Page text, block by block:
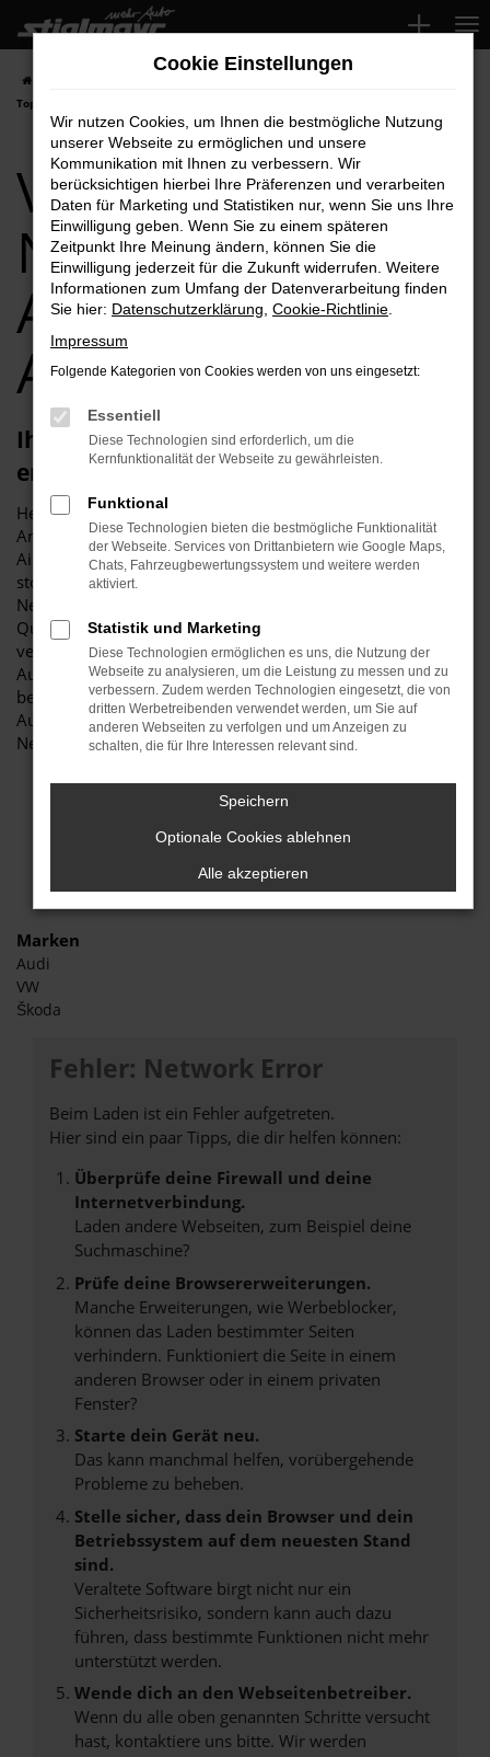
Zum
Hauptinhalt
springen
Top-Angebote
VW ID.3
Neuwagen für
Aichach Top-
Angebote
Ihren VW ID.3 Neuwagen für Aichach
erhalten Sie im Autohaus Stiglmayr
Herzlich willkommen bei Autohaus Stiglmayr – Ihre erste
Anlaufstelle für exzellente VW ID.3 Neuwagen Fahrzeuge für
Aichach und Umgebung! Unser renommiertes Autohaus ist
stolz darauf, Ihnen eine herausragende Auswahl an VW ID.3
Neuwagen zu präsentieren, die höchste Standards in Sachen
Qualität und Leistung erfüllen. Wir sind seit Jahren Ihr
vertrauenswürdiger Partner, wenn es um erstklassige
Automobile geht. Erfahren Sie mehr über unsere
beeindruckende VW ID.3 Neuwagen Flotte und warum
Autohaus Stiglmayr die bevorzugte Adresse für VW ID.3
Neuwagen Liebhaber ist.
Marken
Audi
VW
Škoda
Fehler: Network Error
Beim Laden ist ein Fehler aufgetreten.
Hier sind ein paar Tipps, die dir helfen können:
Überprüfe deine Firewall und deine
Internetverbindung.
Laden andere Webseiten, zum Beispiel deine
Suchmaschine?
Prüfe deine Browsererweiterungen.
Manche Erweiterungen, wie Werbeblocker,
können das Laden bestimmter Seiten
verhindern. Funktioniert die Seite in einem
anderen Browser oder in einem privaten
Fenster?
Starte dein Gerät neu.
Das kann manchmal helfen, vorübergehende
Probleme zu beheben.
Stelle sicher, dass dein Browser und dein
Betriebssystem auf dem neuesten Stand
sind.
Veraltete Software birgt nicht nur ein
Sicherheitsrisiko, sondern kann auch dazu
führen, dass bestimmte Funktionen nicht mehr
unterstützt werden.
Wende dich an den Webseitenbetreiber.
Wenn du alle oben genannten Schritte versucht
hast, kontaktiere uns bitte. Wir werden
Cookie Einstellungen
Wir nutzen Cookies, um Ihnen die bestmögliche Nutzung
unserer Webseite zu ermöglichen und unsere
Kommunikation mit Ihnen zu verbessern. Wir
berücksichtigen hierbei Ihre Präferenzen und verarbeiten
Daten für Marketing und Statistiken nur, wenn Sie uns Ihre
Einwilligung geben. Wenn Sie zu einem späteren
Zeitpunkt Ihre Meinung ändern, können Sie die
Einwilligung jederzeit für die Zukunft widerrufen. Weitere
Informationen zum Umfang der Datenverarbeitung finden
Sie hier: Datenschutzerklärung Cookie-Richtlinie
Impressum
Folgende Kategorien von Cookies werden von uns eingesetzt:
Essentiell
Diese Technologien sind erforderlich, um die
Kernfunktionalität der Webseite zu gewährleisten.
Funktional
Diese Technologien bieten die bestmögliche Funktionalität
der Webseite. Services von Drittanbietern wie Google Maps,
Chats, Fahrzeugbewertungssystem und weitere werden
aktiviert.
Statistik und Marketing
Diese Technologien ermöglichen es uns, die Nutzung der
Webseite zu analysieren, um die Leistung zu messen und zu
verbessern. Zudem werden Technologien eingesetzt, die von
dritten Werbetreibenden verwendet werden, um Sie auf
anderen Webseiten zu verfolgen und um Anzeigen zu
schalten, die für Ihre Interessen relevant sind.
Speichern
Optionale Cookies ablehnen
Alle akzeptieren